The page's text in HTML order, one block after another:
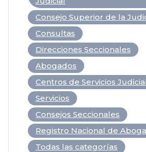
Abogados
Centros de Servicios
Consejo Superior de la
Consejos Seccionales
Consultas
Direcciones Seccionales
Registro Nacional de
Servicios
Todas las categorías